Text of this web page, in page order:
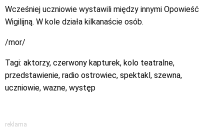
Wcześniej uczniowie wystawili między innymi Opowieść
Wigilijną. W kole działa kilkanaście osób.
/mor/
Tagi: aktorzy, czerwony kapturek, kolo teatralne,
przedstawienie, radio ostrowiec, spektakl, szewna,
uczniowie, wazne, występ
reklama